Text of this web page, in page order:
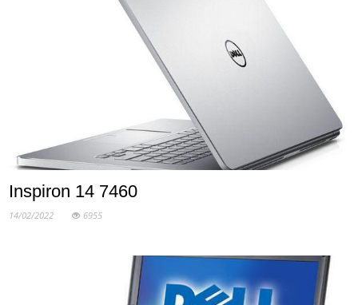
Inspiron 14 7460
14/02/2022 6955